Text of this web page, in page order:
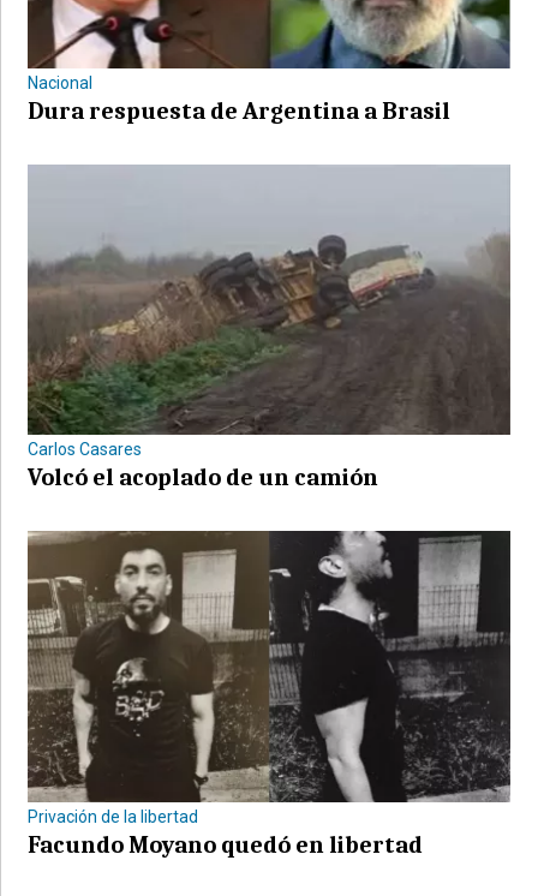
Nacional
Dura respuesta de Argentina a Brasil
Carlos Casares
Volcó el acoplado de un camión
Privación de la libertad
Facundo Moyano quedó en libertad